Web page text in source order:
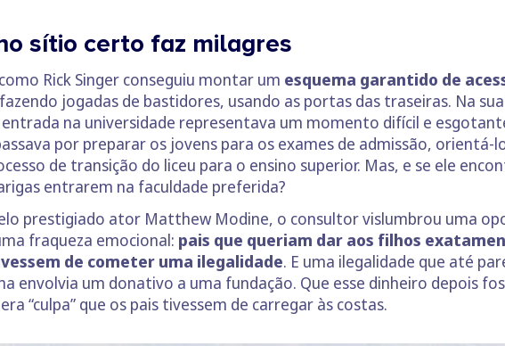
sítio certo faz milagres
Rick Singer conseguiu montar um esquema garantido de
jogadas de bastidores, usando as portas das traseiras. Na
entrada na universidade representava um momento difícil e
por preparar os jovens para os exames de admissão, orientá-
de transição do liceu para o ensino superior. Mas, e se ele
entrarem na faculdade preferida?
prestigiado ator Matthew Modine, o consultor vislumbrou uma
fraqueza emocional: pais que queriam dar aos filhos
de cometer uma ilegalidade. E uma ilegalidade que até
envolvia um donativo a uma fundação. Que esse dinheiro depois
“culpa” que os pais tivessem de carregar às costas.